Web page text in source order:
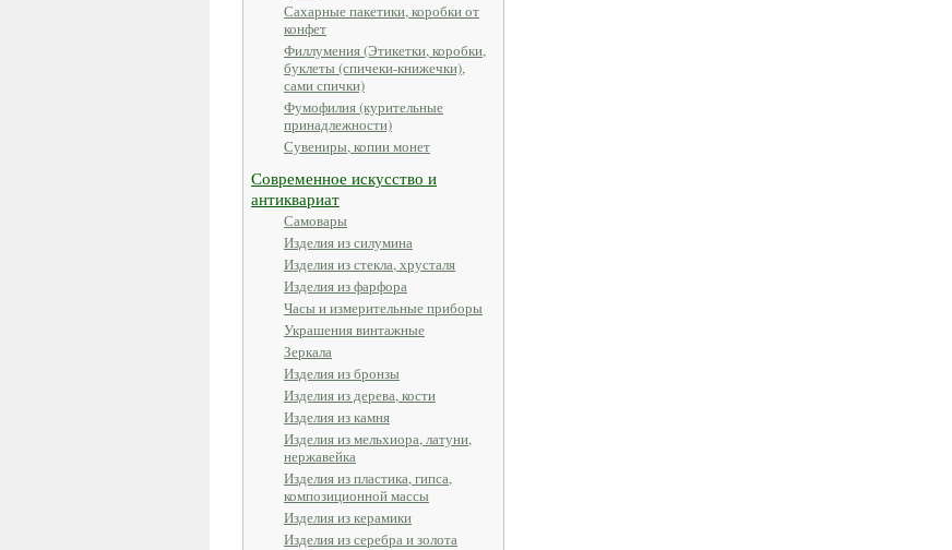
Сахарные пакетики, коробки от
конфет
Филлумения (Этикетки, коробки,
буклеты (спичеки-книжечки),
сами спички)
Фумофилия (курительные
принадлежности)
Сувениры, копии монет
Современное искусство и
антиквариат
Самовары
Изделия из силумина
Изделия из стекла, хрусталя
Изделия из фарфора
Часы и измерительные приборы
Украшения винтажные
Зеркала
Изделия из бронзы
Изделия из дерева, кости
Изделия из камня
Изделия из мельхиора, латуни,
нержавейка
Изделия из пластика, гипса,
композиционной массы
Изделия из керамики
Изделия из серебра и золота